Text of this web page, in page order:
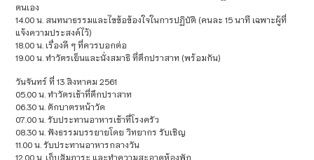
ตนเอง
14.00 น. สนทนาธรรมและไขข้อข้องใจในการปฏิบัติ (คนละ 15 นาที เฉพาะผู้ที่
แจ้งความประสงค์ไว้)
18.00 น. เรื่องดี ๆ ที่ควรบอกต่อ
19.00 น. ทำวัตรเย็นและนั่งสมาธิ ที่ตึกปราสาท (พร้อมกัน)
วันจันทร์ ที่ 13 สิงหาคม 2561
05.00 น. ทำวัตรเช้าที่ตึกปราสาท
06.30 น. ตักบาตรหน้าวัด
07.00 น. รับประทานอาหารเช้าที่โรงครัว
08.30 น. ฟังธรรมบรรยายโดย วิทยากร รับเชิญ
11.00 น. รับประทานอาหารกลางวัน
12.00 น. เก็บสัมภาระ และทำความสะอาดห้องพัก